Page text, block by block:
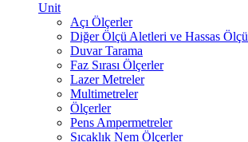
Unit
Açı Ölçerler
Diğer Ölçü Aletleri ve Hassas
Duvar Tarama
Faz Sırası Ölçerler
Lazer Metreler
Multimetreler
Ölçerler
Pens Ampermetreler
Sıcaklık Nem Ölçerler